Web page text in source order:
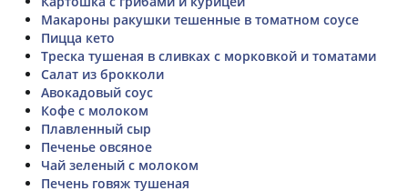
Макароны ракушки тешенные в томатном соусе
Пицца кето
Треска тушеная в сливках с морковкой и томатами
Салат из брокколи
Авокадовый соус
Кофе с молоком
Плавленный сыр
Печенье овсяное
Чай зеленый с молоком
Печень говяж тушеная